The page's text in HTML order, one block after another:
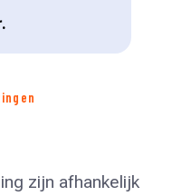
zijn afhankelijk